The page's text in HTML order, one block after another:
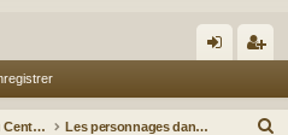
ne nr
Les dossiers du Centaur Club : L'univers de Blake et Mortimer Les personnages dans Blake & Mortimer